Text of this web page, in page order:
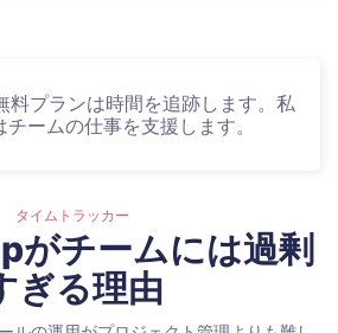
料プランは時間を追跡します。私
ームの仕事を支援します。
タイムトラッカー
がチームには過剰
ぎる理由